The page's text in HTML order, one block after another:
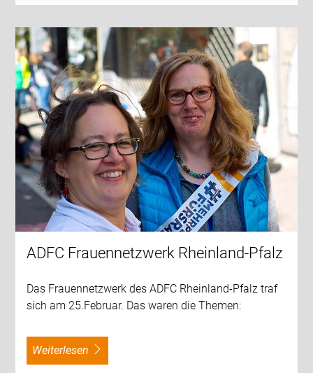
ADFC Frauennetzwerk Rheinland-Pfalz
Das Frauennetzwerk des ADFC Rheinland-Pfalz traf
sich am 25.Februar. Das waren die Themen:
weiterlesen